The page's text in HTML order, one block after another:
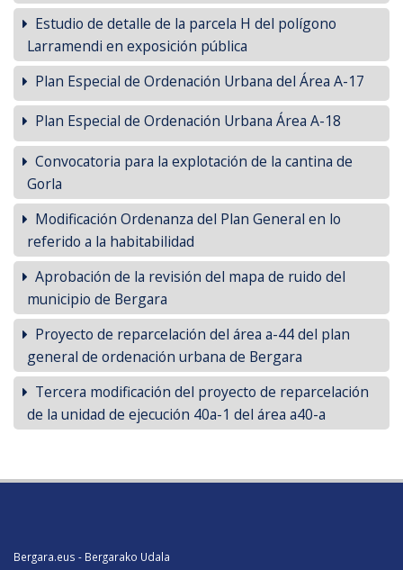
Estudio de detalle de la parcela H del polígono
Larramendi en exposición pública
Plan Especial de Ordenación Urbana del Área A-17
Plan Especial de Ordenación Urbana Área A-18
Convocatoria para la explotación de la cantina de
Gorla
Modificación Ordenanza del Plan General en lo
referido a la habitabilidad
Aprobación de la revisión del mapa de ruido del
municipio de Bergara
Proyecto de reparcelación del área a-44 del plan
general de ordenación urbana de Bergara
Tercera modificación del proyecto de reparcelación
de la unidad de ejecución 40a-1 del área a40-a
Bergara.eus - Bergarako Udala